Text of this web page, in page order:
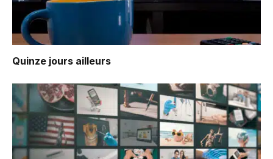
Quinze jours ailleurs